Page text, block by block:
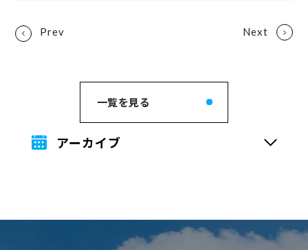
一覧を見る
アーカイブ